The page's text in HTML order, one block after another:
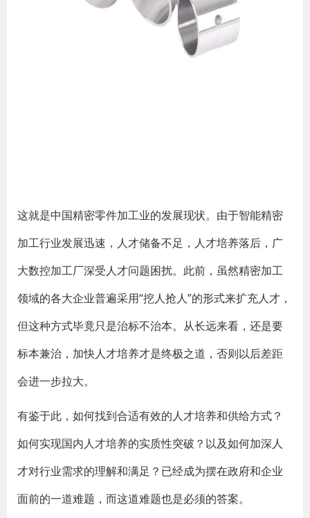
这就是中国精密零件加工业的发展现状。由于智能精密
加工行业发展迅速，人才储备不足，人才培养落后，广
大数控加工厂深受人才问题困扰。此前，虽然精密加工
领域的各大企业普遍采用“挖人抢人”的形式来扩充人才，
但这种方式毕竟只是治标不治本。从长远来看，还是要
标本兼治，加快人才培养才是终极之道，否则以后差距
会进一步拉大。
有鉴于此，如何找到合适有效的人才培养和供给方式？
如何实现国内人才培养的实质性突破？以及如何加深人
才对行业需求的理解和满足？已经成为摆在政府和企业
面前的一道难题，而这道难题也是必须的答案。